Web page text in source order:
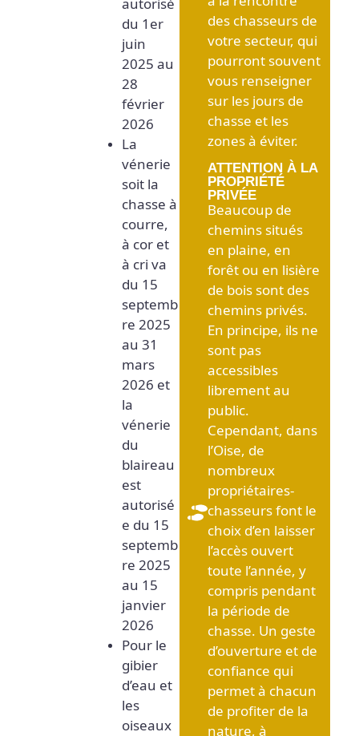
autorisé
du 1er
juin
2025 au
28
février
2026
La
vénerie
soit la
chasse à
courre,
à cor et
à cri va
du 15
septemb
re 2025
au 31
mars
2026 et
la
vénerie
du
blaireau
est
autorisé
e du 15
septemb
re 2025
au 15
janvier
2026
Pour le
gibier
d’eau et
les
oiseaux
des chasseurs de
votre secteur, qui
pourront souvent
vous renseigner
sur les jours de
chasse et les
zones à éviter.
ATTENTION À LA
PROPRIÉTÉ
PRIVÉE
Beaucoup de
chemins situés
en plaine, en
forêt ou en lisière
de bois sont des
chemins privés.
En principe, ils ne
sont pas
accessibles
librement au
public.
Cependant, dans
l’Oise, de
nombreux
propriétaires-
chasseurs font le
choix d’en laisser
l’accès ouvert
toute l’année, y
compris pendant
la période de
chasse. Un geste
d’ouverture et de
confiance qui
permet à chacun
de profiter de la